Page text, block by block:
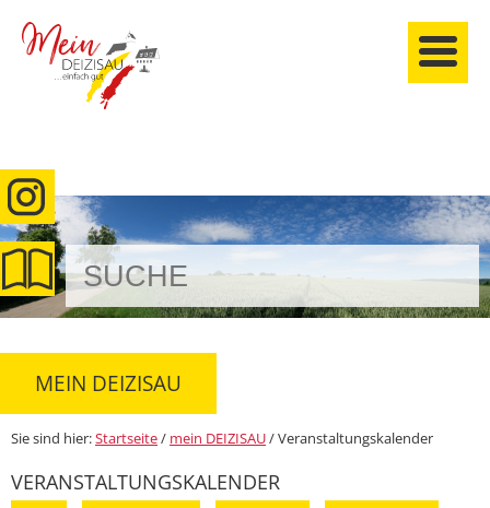
anmelden
MEIN DEIZISAU
Sie sind hier:Startseite/ mein DEIZISAU/Veranstaltungskalender
VERANSTALTUNGSKALENDER